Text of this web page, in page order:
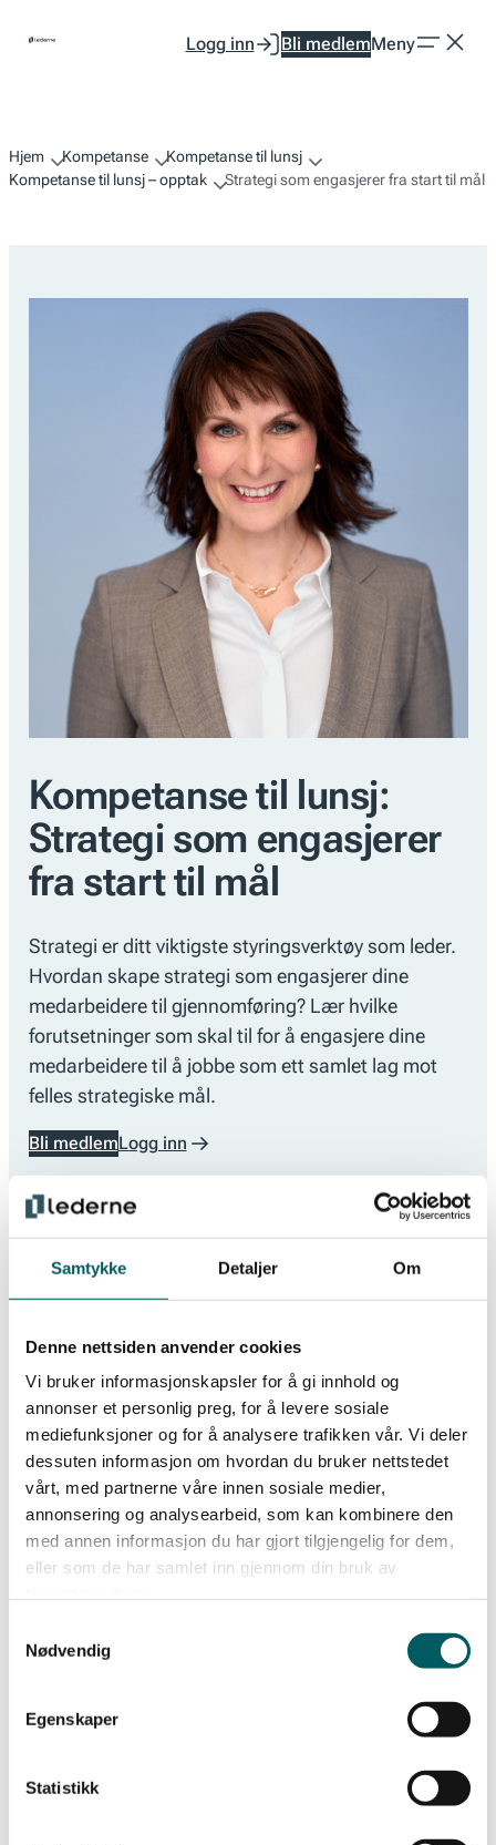
Samtykke Detaljer Om
Denne nettsiden anvender cookies
Vi bruker informasjonskapsler for å gi innhold og
annonser et personlig preg, for å levere sosiale
mediefunksjoner og for å analysere trafikken vår. Vi deler
dessuten informasjon om hvordan du bruker nettstedet
vårt, med partnerne våre innen sosiale medier,
annonsering og analysearbeid, som kan kombinere den
med annen informasjon du har gjort tilgjengelig for dem,
eller som de har samlet inn gjennom din bruk av
Nødvendig
Egenskaper
Statistikk
Logg inn Bli medlemMeny
Hjem Kompetanse
Kompetanse til lunsj
Kompetanse til lunsj – opptak
Strategi som engasjerer fra start til mål
Kompetanse til lunsj:
Strategi som engasjerer
fra start til mål
Strategi er ditt viktigste styringsverktøy som leder.
Hvordan skape strategi som engasjerer dine
medarbeidere til gjennomføring? Lær hvilke
forutsetninger som skal til for å engasjere dine
medarbeidere til å jobbe som ett samlet lag mot
felles strategiske mål.
Bli medlemLogg inn
Denne siden er kun tilgjengelig for medlemmer av
Lederne. Logg inn under for å få tilgang.
Logg inn
Telefon eller epost
Motta engangspassord
medlemsfordelene